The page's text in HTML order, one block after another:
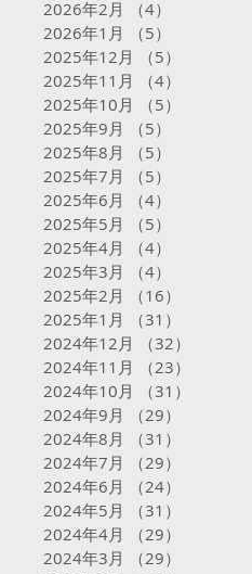
2026年2月
（4）
2026年1月
（5）
2025年12月
（5）
2025年11月
（4）
2025年10月
（5）
2025年9月
（5）
2025年8月
（5）
2025年7月
（5）
2025年6月
（4）
2025年5月
（5）
2025年4月
（4）
2025年3月
（4）
2025年2月
（16）
2025年1月
（31）
2024年12月
（32）
2024年11月
（23）
2024年10月
（31）
2024年9月
（29）
2024年8月
（31）
2024年7月
（29）
2024年6月
（24）
2024年5月
（31）
2024年4月
（29）
2024年3月
（29）